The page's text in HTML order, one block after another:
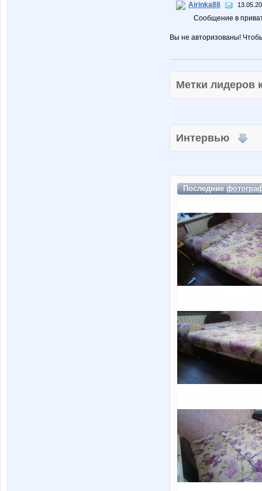
Airinka88
Сообщение в
Вы не авторизованы!
Метки
Интервью
Последние